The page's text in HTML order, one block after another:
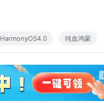
HarmonyOS4.0 纯血鸿蒙